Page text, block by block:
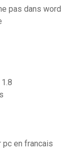
pas dans word
en francais